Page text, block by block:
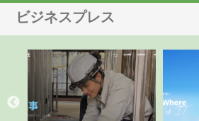
ビジネスプレス